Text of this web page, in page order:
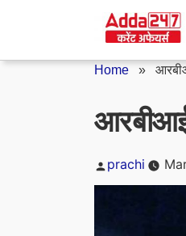
Home »
Posted
by
prachi